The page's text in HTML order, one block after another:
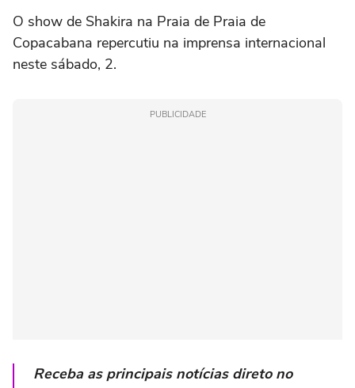
O show de Shakira na Praia de Praia de
Copacabana repercutiu na imprensa internacional
neste sábado, 2.
PUBLICIDADE
Receba as principais notícias direto no